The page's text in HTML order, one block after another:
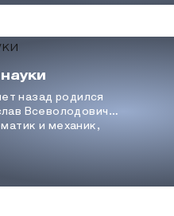
а ещё и
первой в
массовый выпуск
назад родился
Всеволодович
и механик,
родоначальник
в СССР, один из
советской